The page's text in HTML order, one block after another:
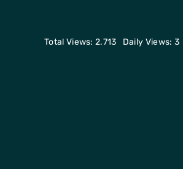
Total Views: 2.713 Daily Views: 3